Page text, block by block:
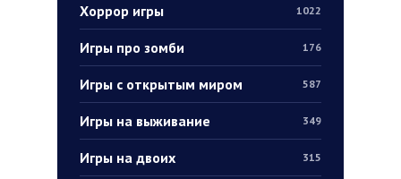
Хоррор игры 1022
Игры про зомби 176
Игры с открытым миром 587
Игры на выживание 349
Игры на двоих 315